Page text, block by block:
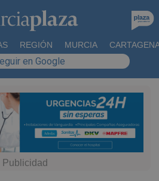
REGIÓN MURCIA
en Google